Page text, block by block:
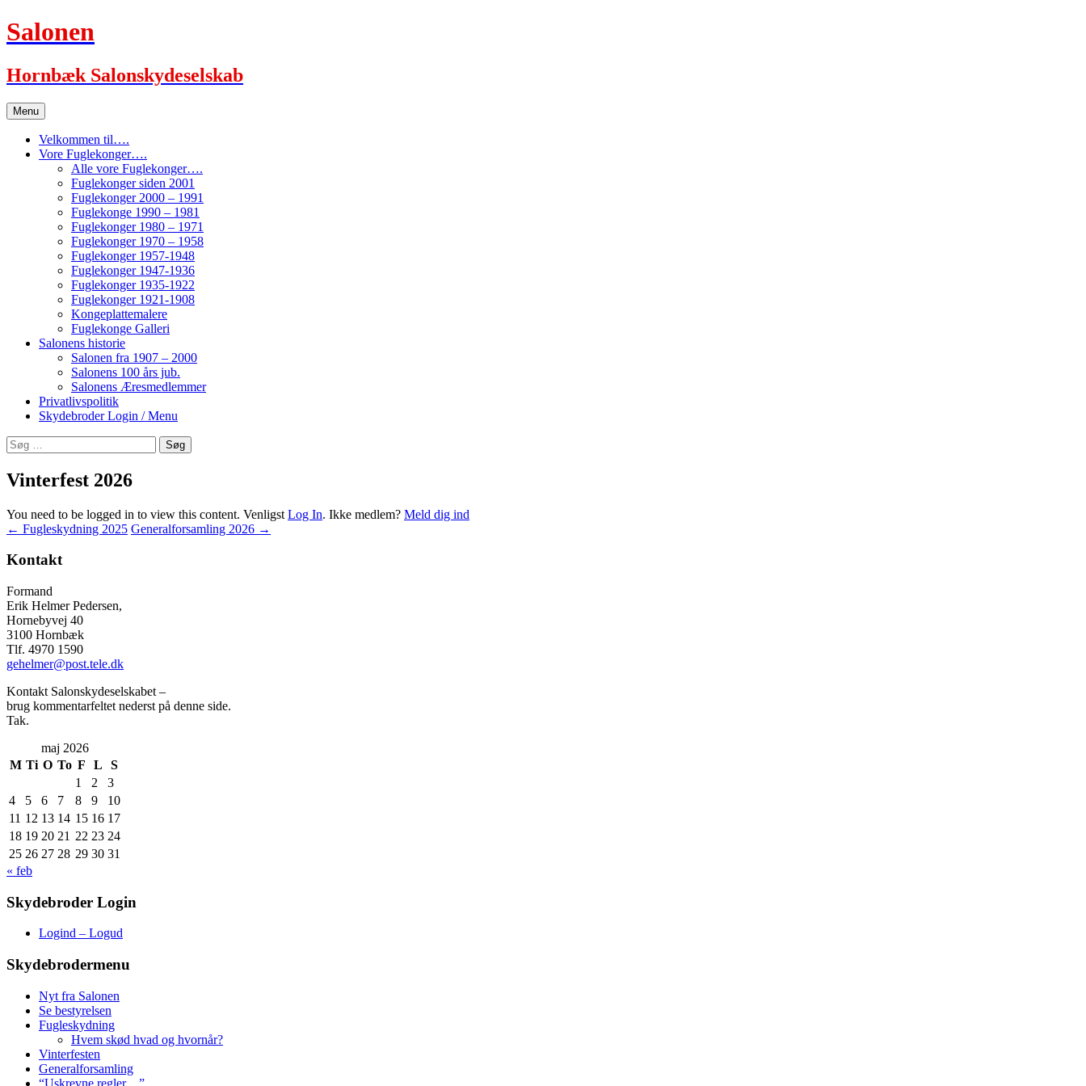
Hop
til
Salonen
Hornbæk Salonskydeselskab
Menu
Velkommen til….
Vore Fuglekonger….
Alle vore Fuglekonger….
Fuglekonger siden 2001
Fuglekonger 2000 – 1991
Fuglekonge 1990 – 1981
Fuglekonger 1980 – 1971
Fuglekonger 1970 – 1958
Fuglekonger 1957-1948
Fuglekonger 1947-1936
Fuglekonger 1935-1922
Fuglekonger 1921-1908
Kongeplattemalere
Fuglekonge Galleri
Salonens historie
Salonen fra 1907 – 2000
Salonens 100 års jub.
Salonens Æresmedlemmer
Privatlivspolitik
Skydebroder Login / Menu
Søg
efter:
Vinterfest 2026
You need to be logged in to view this content. Venligst Log In. Ikke medlem? Meld dig ind
Indlægsnavigation
← Fugleskydning 2025 Generalforsamling 2026 →
Kontakt
Formand
Erik Helmer Pedersen,
Hornebyvej 40
3100 Hornbæk
Tlf. 4970 1590
gehelmer@post.tele.dk
Kontakt Salonskydeselskabet –
brug kommentarfeltet nederst på denne side.
Tak.
maj 2026
M Ti O To F L
S
1
2
3
4
5 6 7 8 9
10
11 12 13 14 15 16 17
18 19 20 21 22 23 24
25 26 27 28 29 30 31
« feb
Skydebroder Login
Logind – Logud
Skydebrodermenu
Nyt fra Salonen
Se bestyrelsen
Fugleskydning
Hvem skød hvad og hvornår?
Vinterfesten
Generalforsamling
“Uskrevne regler…”